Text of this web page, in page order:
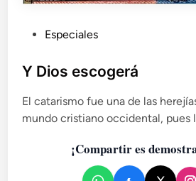
b
i
c
Especiales
Y Dios escogerá
El catarismo fue una de las
mundo cristiano occidental, pues
¡Compartir es